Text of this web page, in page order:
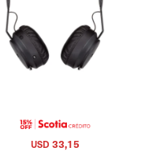
USD 33,15